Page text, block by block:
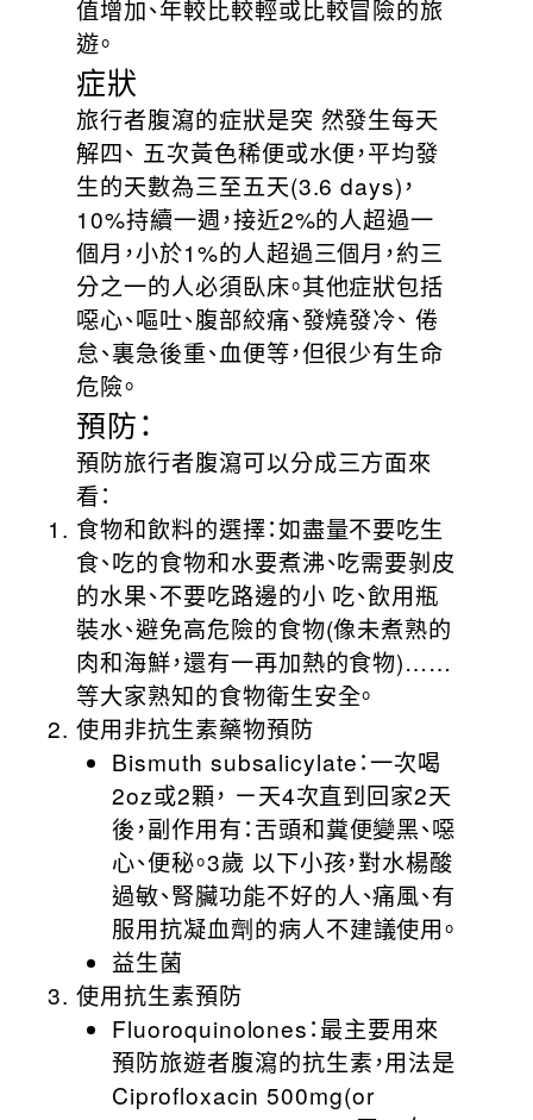
值增加、年較比較輕或比較冒險的旅
遊。
症狀
旅行者腹瀉的症狀是突 然發生每天
解四、 五次黃色稀便或水便，平均發
生的天數為三至五天(3.6 days)，
10%持續一週，接近2%的人超過一
個月，小於1%的人超過三個月，約三
分之一的人必須臥床。其他症狀包括
噁心、嘔吐、腹部絞痛、發燒發冷、 倦
怠、裏急後重、血便等，但很少有生命
危險。
預防：
預防旅行者腹瀉可以分成三方面來
看：
食物和飲料的選擇：如盡量不要吃生
食、吃的食物和水要煮沸、吃需要剝皮
的水果、不要吃路邊的小 吃、飲用瓶
裝水、避免高危險的食物(像未煮熟的
肉和海鮮，還有一再加熱的食物)……
等大家熟知的食物衛生安全。
使用非抗生素藥物預防
Bismuth subsalicylate：一次喝
2oz或2顆， ㄧ天4次直到回家2天
後，副作用有：舌頭和糞便變黑、噁
心、便秘。3歲 以下小孩，對水楊酸
過敏、腎臟功能不好的人、痛風、有
服用抗凝血劑的病人不建議使用。
益生菌
使用抗生素預防
Fluoroquinolones：最主要用來
預防旅遊者腹瀉的抗生素，用法是
Ciprofloxacin 500mg(or